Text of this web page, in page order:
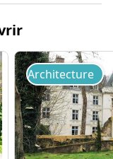
Architecture